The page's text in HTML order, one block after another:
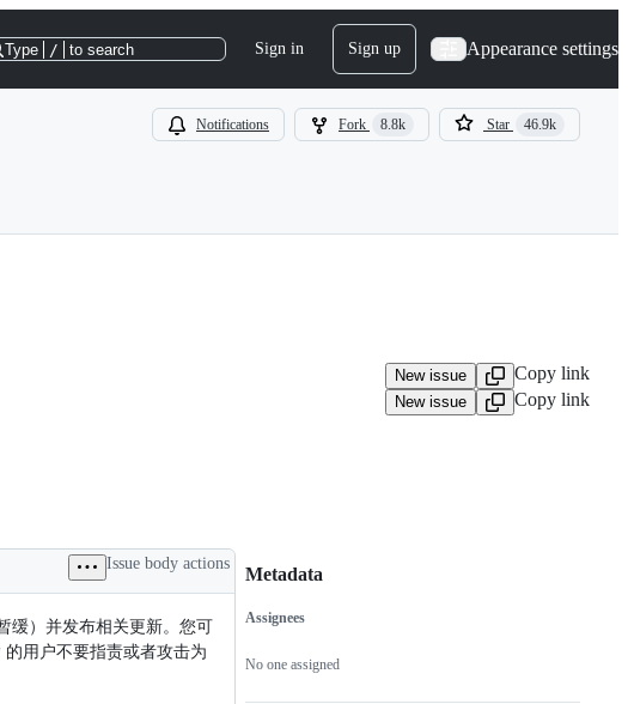
Type / to search Sign in Sign up Appearance settings
Notifications Fork 8.8k Star 46.9k
New issue Copy link
New issue
Copy link
Issue body actions
缓）并发布相关更新。您可
用户不要指责或者攻击为
Metadata
Metadata
Assignees
No one assigned
Issue
actions